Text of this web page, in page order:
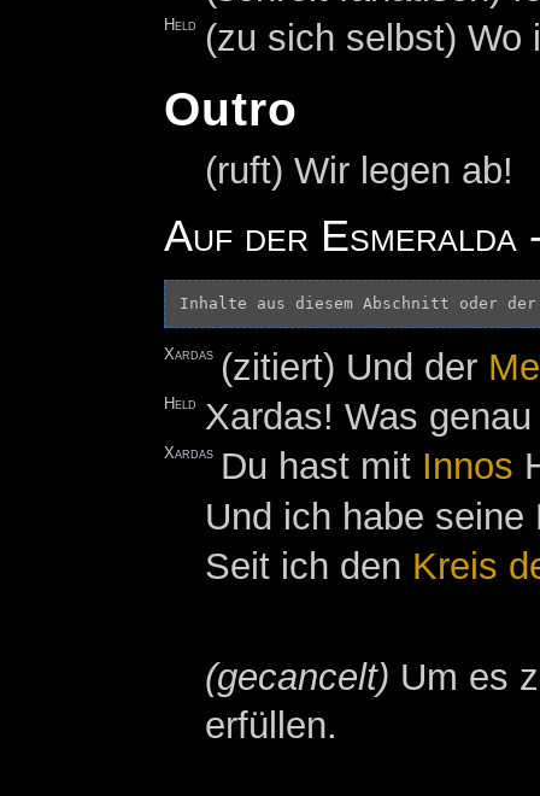
Held (zu sich selbst) Wo
Outro
(ruft) Wir legen ab!
Auf der Esmeralda
Inhalte aus diesem Abschnitt oder
Xardas (zitiert) Und der
Held Xardas! Was
Xardas Du hast mit Innos
Und ich habe
Seit ich den Kreis
(gecancelt) Um es
erfüllen.